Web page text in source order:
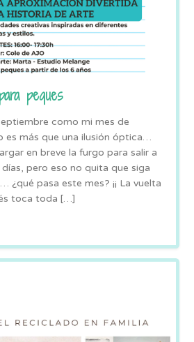
peques
como mi mes de
es más que una ilusión óptica…
en breve la furgo para salir a
pero eso no quita que siga
¿qué pasa este mes? ¡¡ La vuelta
toca toda […]